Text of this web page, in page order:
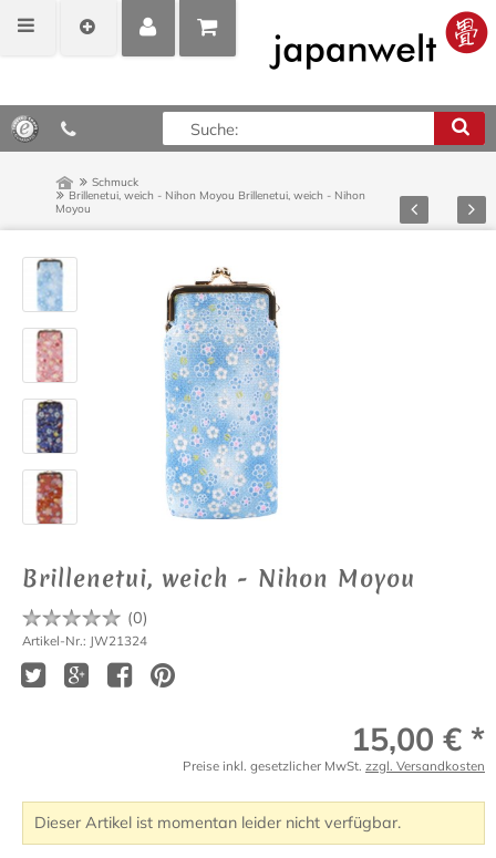
MEIN
POSITIONEN
ANZEIGEN
0,00 €*
Schmuck
Brillenetui, weich - Nihon Moyou Brillenetui, weich - Nihon
Moyou
Zurück Vor
Brillenetui, weich - Nihon Moyou
(0)
Artikel-Nr.: JW21324
15,00 € *
Preise inkl. gesetzlicher MwSt. zzgl. Versandkosten
Dieser Artikel ist momentan leider nicht verfügbar.